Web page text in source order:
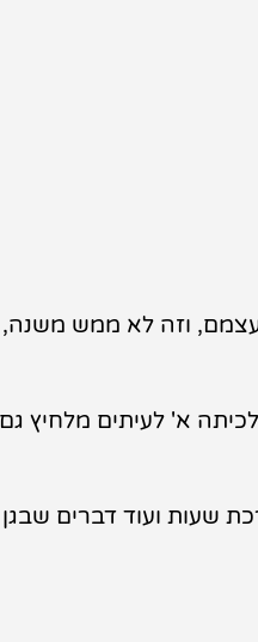
וזה לא ממש משנה,
א' לעיתים מלחיץ
שעות ועוד דברים